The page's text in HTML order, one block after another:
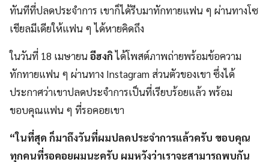
ทันทีที่ปลดประจำการ เขาก็ได้รีบมาทักทายแฟน ๆ ผ่านทางโซ
เชียลมีเดียให้แฟน ๆ ได้หายคิดถึง
ในวันที่ 18 เมษายนอีฮงกิได้โพสต์ภาพถ่ายพร้อมข้อความ
ทักทายแฟน ๆ ผ่านทาง Instagram ส่วนตัวของเขา ซึ่งได้
ประกาศว่าเขาปลดประจำการเป็นที่เรียบร้อยแล้ว พร้อม
ขอบคุณแฟน ๆ ที่รอคอยเขา
“ในที่สุด ก็มาถึงวันที่ผมปลดประจำการแล้วครับ ขอบคุณ
ทุกคนที่รอคอยผมนะครับ ผมหวังว่าเราจะสามารถพบกัน